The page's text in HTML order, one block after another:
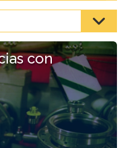
os
os
os
con